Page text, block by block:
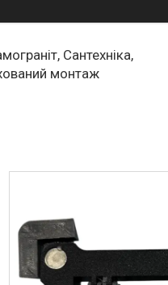
Сантехніка,
монтаж